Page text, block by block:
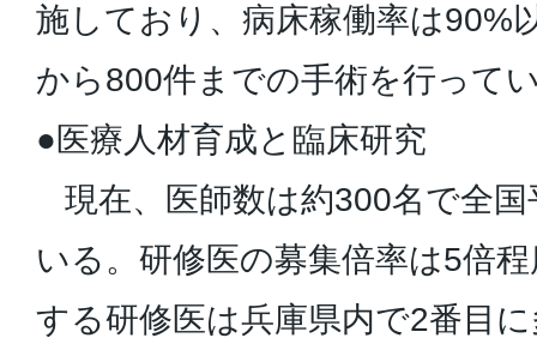
施しており、病床稼働率は90%
から800件までの手術を行って
●医療人材育成と臨床研究
現在、医師数は約300名で全
いる。研修医の募集倍率は5倍
する研修医は兵庫県内で2番目